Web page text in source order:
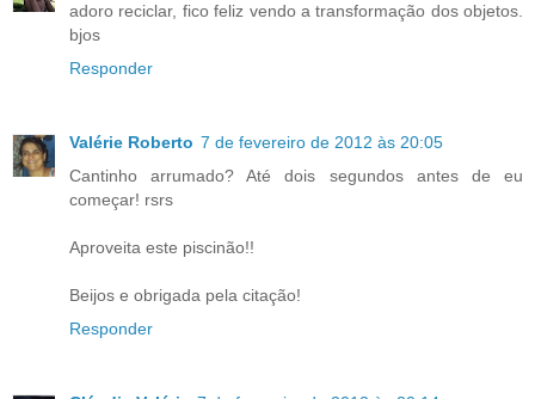
adoro reciclar, fico feliz vendo a transformação dos objetos.
bjos
Responder
Valérie Roberto 7 de fevereiro de 2012 às 20:05
Cantinho arrumado? Até dois segundos antes de eu
começar! rsrs
Aproveita este piscinão!!
Beijos e obrigada pela citação!
Responder